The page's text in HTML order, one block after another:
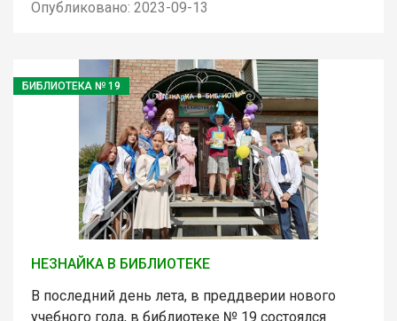
Опубликовано: 2023-09-13
БИБЛИОТЕКА № 19
НЕЗНАЙКА В БИБЛИОТЕКЕ
В последний день лета, в преддверии нового
учебного года, в библиотеке № 19 состоялся